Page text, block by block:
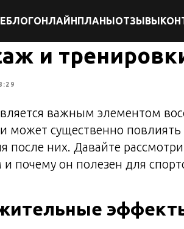
БЛОГОНЛАЙНПЛАНЫОТЗЫВЫ
и
важным элементом
и может существенно
после них. Давайте
и почему он полезен для